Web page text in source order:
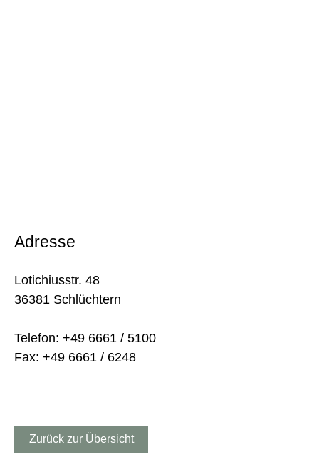
Adresse
Lotichiusstr. 48
36381 Schlüchtern
Telefon: +49 6661 / 5100
Fax: +49 6661 / 6248
Zurück zur Übersicht